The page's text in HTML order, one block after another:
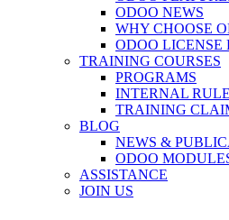
ODOO NEWS
WHY CHOOSE
ODOO LICENSE
TRAINING COURSES
PROGRAMS
INTERNAL
TRAINING
BLOG
NEWS &
ODOO
ASSISTANCE
JOIN US